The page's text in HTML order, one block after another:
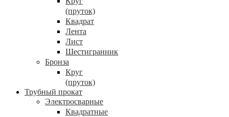
(пруток)
Квадрат
Лента
Лист
Шестигранник
Бронза
Круг
(пруток)
Трубный прокат
Электросварные
Квадратные